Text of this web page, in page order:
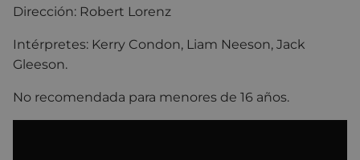
Dirección: Robert Lorenz
Intérpretes: Kerry Condon, Liam Neeson, Jack
Gleeson.
No recomendada para menores de 16 años.